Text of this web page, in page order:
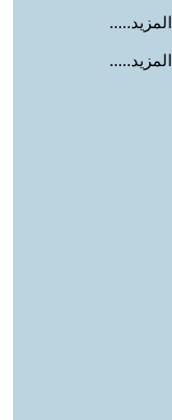
المزيد.....
المزيد.....